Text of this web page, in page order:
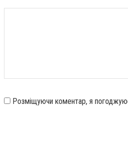
Розміщуючи коментар, я